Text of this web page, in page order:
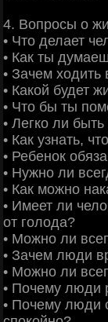
4. Вопросы о
• Что делает
• Как ты
• Зачем ходить
• Какой будет
• Что бы ты
• Легко ли
• Как узнать,
• Ребенок
• Нужно ли
• Как можно
• Имеет ли
от голода?
• Можно ли
• Зачем люди
• Можно ли
• Почему люди
• Почему люди